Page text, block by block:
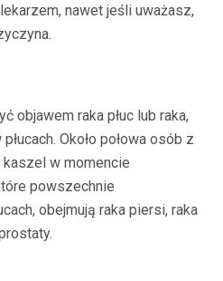
nawet jeśli uważasz,
objawem raka płuc lub raka,
Około połowa osób z
kaszel w momencie
powszechnie
obejmują raka piersi, raka